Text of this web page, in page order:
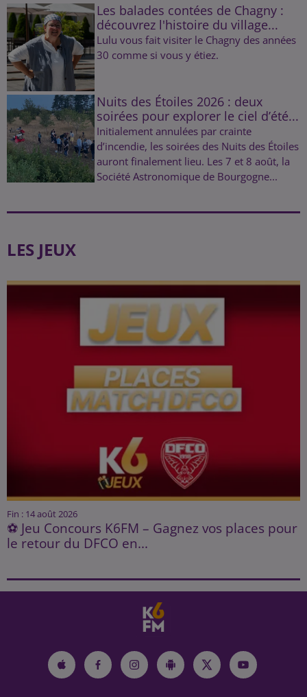
Les balades contées de Chagny :
découvrez l'histoire du village...
Lulu vous fait visiter le Chagny des années
30 comme si vous y étiez.
Nuits des Étoiles 2026 : deux
soirées pour explorer le ciel d’été...
Initialement annulées par crainte
d’incendie, les soirées des Nuits des Étoiles
auront finalement lieu. Les 7 et 8 août, la
Société Astronomique de Bourgogne...
LES JEUX
Fin : 14 août 2026
⚽ Jeu Concours K6FM – Gagnez vos places pour
le retour du DFCO en...